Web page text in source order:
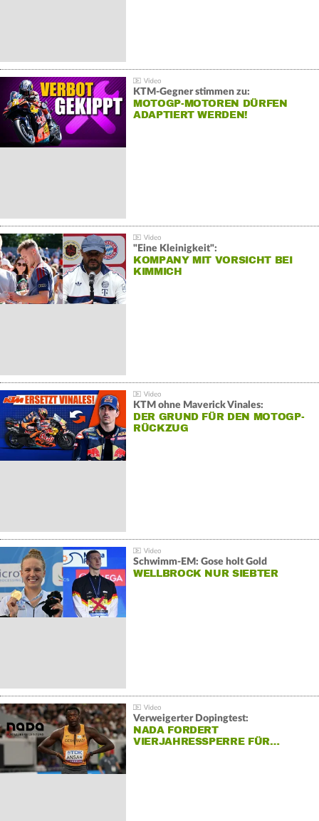
KTM-Gegner stimmen zu:
MOTOGP-MOTOREN DÜRFEN
ADAPTIERT WERDEN!
"Eine Kleinigkeit":
KOMPANY MIT VORSICHT BEI
KIMMICH
KTM ohne Maverick Vinales:
DER GRUND FÜR DEN MOTOGP-
RÜCKZUG
Schwimm-EM: Gose holt Gold
WELLBROCK NUR SIEBTER
Verweigerter Dopingtest:
NADA FORDERT
VIERJAHRESSPERRE FÜR…